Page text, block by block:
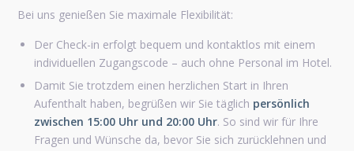
Bei uns genießen Sie maximale Flexibilität:
Der Check-in erfolgt bequem und kontaktlos mit einem
individuellen Zugangscode – auch ohne Personal im Hotel.
Damit Sie trotzdem einen herzlichen Start in Ihren
Aufenthalt haben, begrüßen wir Sie täglich persönlich
zwischen 15:00 Uhr und 20:00 Uhr. So sind wir für Ihre
Fragen und Wünsche da, bevor Sie sich zurücklehnen und